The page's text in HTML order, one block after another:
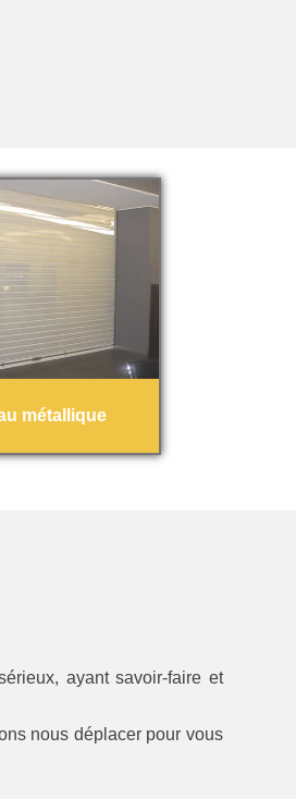
métallique
ayant savoir-faire et
nous déplacer pour vous